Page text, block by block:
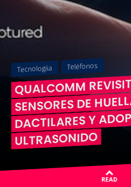
Tecnologiia Teléfonos
QUALCOMM
SENSORES DE
DACTILARES Y
ULTRASONIDO
READ